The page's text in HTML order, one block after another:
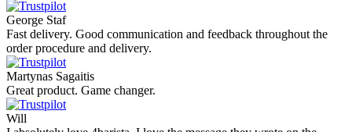
George Staf
Fast delivery. Good communication and feedback throughout the
order procedure and delivery.
Martynas Sagaitis
Great product. Game changer.
Will